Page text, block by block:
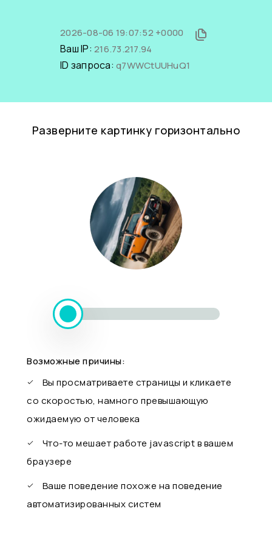
2026-08-06 19:07:52 +0000
Ваш IP: 216.73.217.94
ID запроса: q7WWCtUUHuQ1
Разверните картинку горизонтально
Возможные причины:
Вы просматриваете страницы и кликаете
со скоростью, намного превышающую
ожидаемую от человека
Что-то мешает работе javascript в вашем
браузере
Ваше поведение похоже на поведение
автоматизированных систем